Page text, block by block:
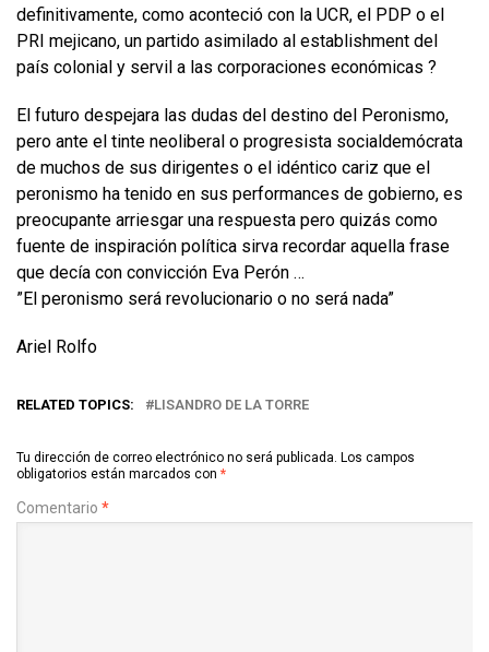
definitivamente, como aconteció con la UCR, el PDP o el
PRI mejicano, un partido asimilado al establishment del
país colonial y servil a las corporaciones económicas ?
El futuro despejara las dudas del destino del Peronismo,
pero ante el tinte neoliberal o progresista socialdemócrata
de muchos de sus dirigentes o el idéntico cariz que el
peronismo ha tenido en sus performances de gobierno, es
preocupante arriesgar una respuesta pero quizás como
fuente de inspiración política sirva recordar aquella frase
que decía con convicción Eva Perón …
”El peronismo será revolucionario o no será nada”
Ariel Rolfo
RELATED TOPICS: LISANDRO DE LA TORRE
Tu dirección de correo electrónico no será publicada. Los campos
obligatorios están marcados con *
Comentario *